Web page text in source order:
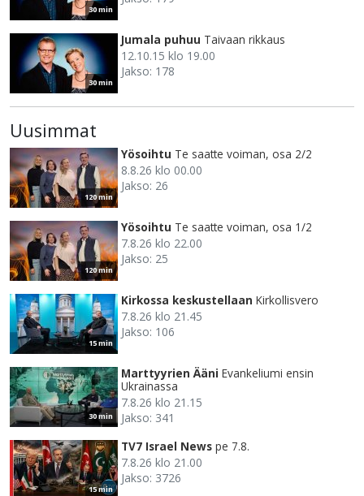
30 min
30 min
Jumala puhuu Taivaan rikkaus
12.10.15 klo 19.00
Jakso: 178
Uusimmat
120 min
Yösoihtu Te saatte voiman, osa 2/2
8.8.26 klo 00.00
Jakso: 26
120 min
Yösoihtu Te saatte voiman, osa 1/2
7.8.26 klo 22.00
Jakso: 25
15 min
Kirkossa keskustellaan Kirkollisvero
7.8.26 klo 21.45
Jakso: 106
30 min
Marttyyrien Ääni Evankeliumi ensin
Ukrainassa
7.8.26 klo 21.15
Jakso: 341
15 min
TV7 Israel News pe 7.8.
7.8.26 klo 21.00
Jakso: 3726